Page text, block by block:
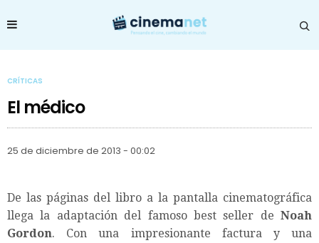
CRÍTICAS
El médico
25 de diciembre de 2013 - 00:02
De las páginas del libro a la pantalla cinematográfica
llega la adaptación del famoso best seller de Noah
Gordon. Con una impresionante factura y una